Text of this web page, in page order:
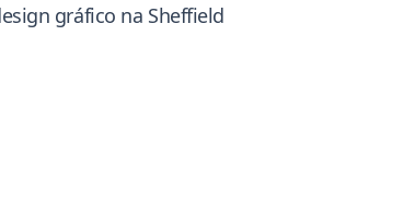
gráfico na Sheffield